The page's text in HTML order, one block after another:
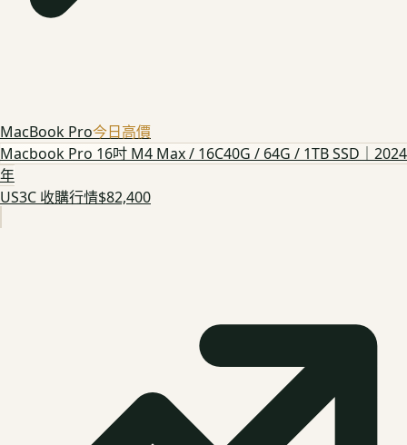
MacBook Pro今日高價
Macbook Pro 16吋 M4 Max / 16C40G / 64G / 1TB SSD｜2024
年
US3C 收購行情$82,400